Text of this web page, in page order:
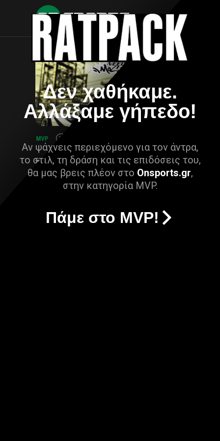
Δεν χαθήκαμε.
Αλλάξαμε γήπεδο!
Αν ψάχνεις περιεχόμενο για τον άντρα,
το στιλ, τη δράση και τις επιδόσεις του,
θα μας βρεις πλέον στο Onsports.gr,
στην κατηγορία MVP.
Πάμε στο MVP!